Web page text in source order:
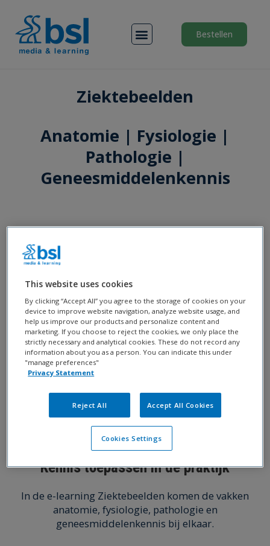
Menu Bestellen
Ziektebeelden
Anatomie | Fysiologie |
Pathologie |
Geneesmiddelenkennis
Kennis toepassen in de praktijk
In de e-learning Ziektebeelden komen de vakken
anatomie, fysiologie, pathologie en
geneesmiddelenkennis bij elkaar.
This website uses cookies
By clicking “Accept All” you agree to the storage of cookies on your
device to improve website navigation, analyze website usage, and
help us improve our products and personalize content and
marketing. If you choose to reject the cookies, we only place the
strictly necessary and analytical cookies. These do not record any
information about you as a person. You can indicate this under
"manage preferences"
Privacy Statement
Reject All Accept All Cookies
Cookies Settings